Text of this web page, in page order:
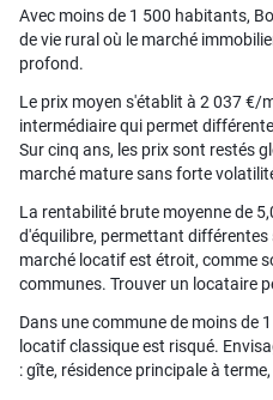
Avec moins de 1 500 habitants,
de vie rural où le marché
profond.
Le prix moyen s'établit à 2 037 €/
intermédiaire qui permet
Sur cinq ans, les prix sont restés
marché mature sans forte
La rentabilité brute moyenne de
d'équilibre, permettant
marché locatif est étroit, comme
communes. Trouver un locataire
Dans une commune de moins de
locatif classique est risqué.
: gîte, résidence principale à